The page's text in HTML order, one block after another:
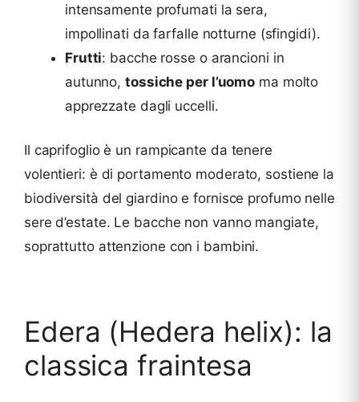
intensamente profumati la sera,
impollinati da farfalle notturne (sfingidi).
Frutti: bacche rosse o arancioni in
autunno,tossiche per l’uomo ma molto
apprezzate dagli uccelli.
Il caprifoglio è un rampicante da tenere
volentieri: è di portamento moderato, sostiene la
biodiversità del giardino e fornisce profumo nelle
sere d’estate. Le bacche non vanno mangiate,
soprattutto attenzione con i bambini.
Edera (Hedera helix): la
classica fraintesa